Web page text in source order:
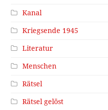
Kanal
Kriegsende 1945
Literatur
Menschen
Rätsel
Rätsel gelöst